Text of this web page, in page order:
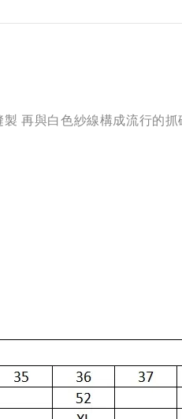
再與白色紗線構成流行的